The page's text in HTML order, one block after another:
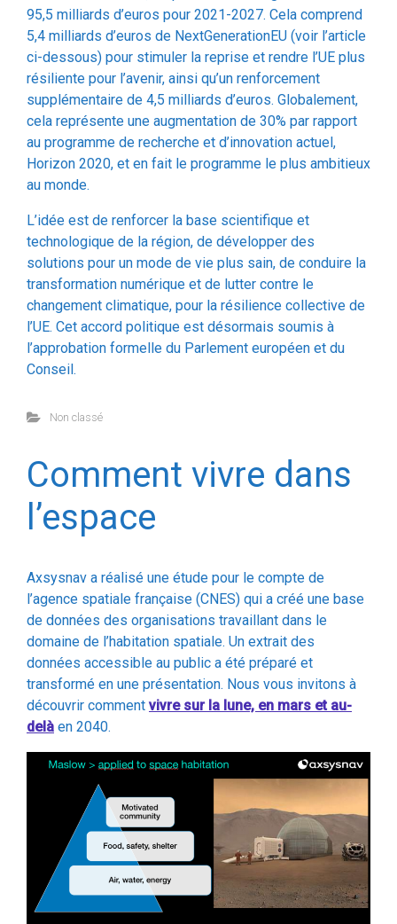
ci-dessous) pour stimuler la reprise et rendre l’UE plus
résiliente pour l’avenir, ainsi qu’un renforcement
supplémentaire de 4,5 milliards d’euros. Globalement,
cela représente une augmentation de 30% par rapport
au programme de recherche et d’innovation actuel,
Horizon 2020, et en fait le programme le plus ambitieux
au monde.
L’idée est de renforcer la base scientifique et
technologique de la région, de développer des
solutions pour un mode de vie plus sain, de conduire la
transformation numérique et de lutter contre le
changement climatique, pour la résilience collective de
l’UE. Cet accord politique est désormais soumis à
l’approbation formelle du Parlement européen et du
Conseil.
Non classé
Comment vivre dans
l’espace
Axsysnav a réalisé une étude pour le compte de
de données des organisations travaillant dans le
domaine de l’habitation spatiale. Un extrait des
données accessible au public a été préparé et
transformé en une présentation. Nous vous invitons à
découvrir commentvivresur la lune, en mars et au-
delàen 2040.
Habitation spatiale – présentation pour le CNES par